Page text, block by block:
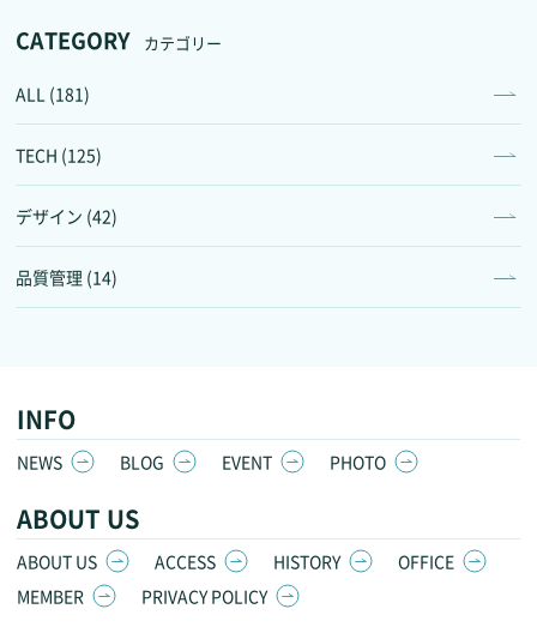
CATEGORY カテゴリー
ALL (181)
TECH (125)
デザイン (42)
品質管理 (14)
INFO
NEWS BLOG EVENT PHOTO
ABOUT US
ABOUT US ACCESS HISTORY
OFFICE
MEMBER
PRIVACY POLICY